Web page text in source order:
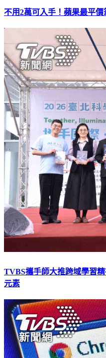
不用2萬可入手！蘋果最平
TVBS攜手師大推跨域學習
元素